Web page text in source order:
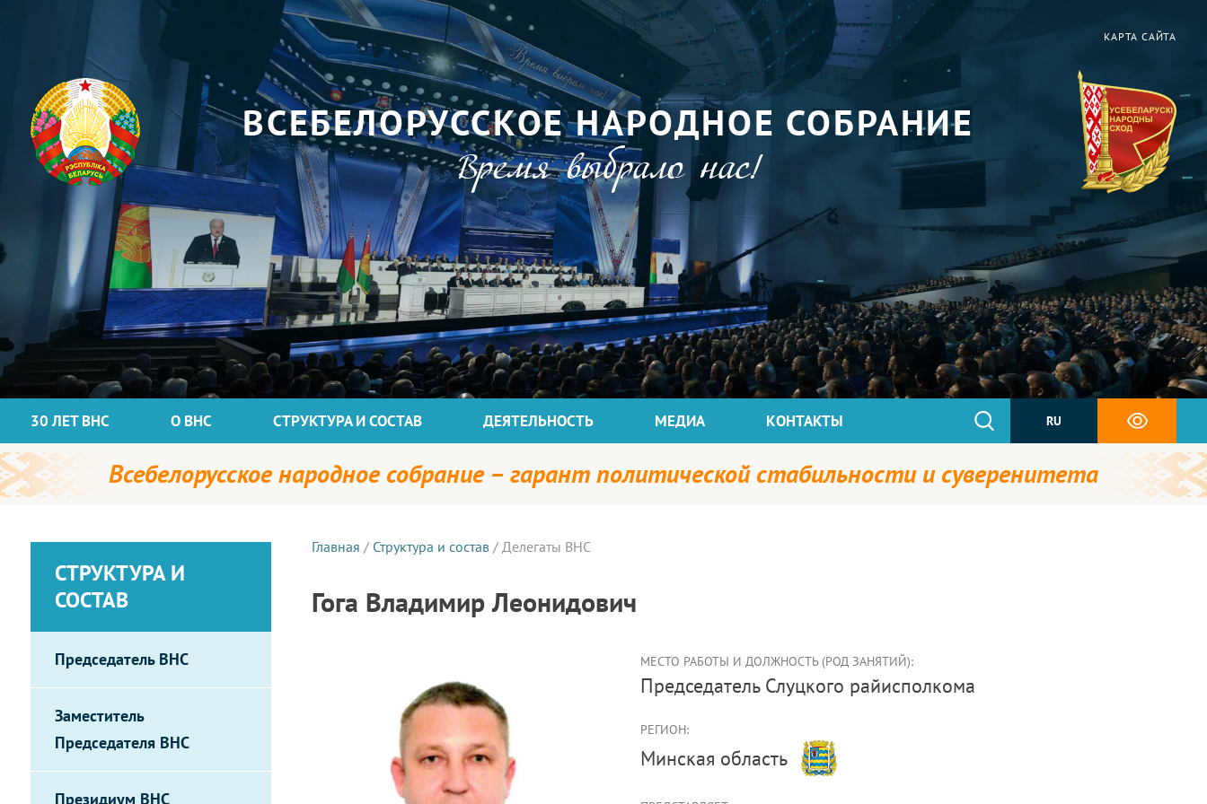
КАРТА САЙТА
ВСЕБЕЛОРУССКОЕ НАРОДНОЕ СОБРАНИЕ
Время выбрало нас!
30 ЛЕТ ВНС О ВНС СТРУКТУРА И СОСТАВ ДЕЯТЕЛЬНОСТЬ МЕДИА КОНТАКТЫ RU
Всебелорусское народное собрание – гарант политической стабильности и суверенитета
СТРУКТУРА И
СОСТАВ
Председатель ВНС
Заместитель
Председателя ВНС
Президиум ВНС
Главная / Структура и состав / Делегаты ВНС
Гога Владимир Леонидович
МЕСТО РАБОТЫ И ДОЛЖНОСТЬ (РОД ЗАНЯТИЙ):
председатель Слуцкого райисполкома
РЕГИОН:
Минская область